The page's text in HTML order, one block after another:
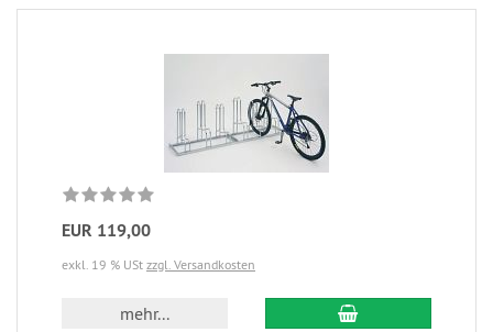
EUR 119,00
exkl. 19 % USt zzgl. Versandkosten
mehr...